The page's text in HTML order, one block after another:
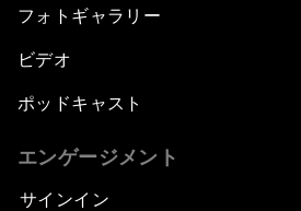
フォトギャラリー
ビデオ
ポッドキャスト
エンゲージメント
サインイン